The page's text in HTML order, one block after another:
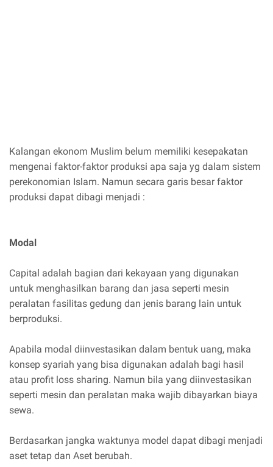
Kalangan ekonom Muslim belum memiliki kesepakatan
mengenai faktor-faktor produksi apa saja yg dalam sistem
perekonomian Islam. Namun secara garis besar faktor
produksi dapat dibagi menjadi :
Modal
Capital adalah bagian dari kekayaan yang digunakan
untuk menghasilkan barang dan jasa seperti mesin
peralatan fasilitas gedung dan jenis barang lain untuk
berproduksi.
Apabila modal diinvestasikan dalam bentuk uang, maka
konsep syariah yang bisa digunakan adalah bagi hasil
atau profit loss sharing. Namun bila yang diinvestasikan
seperti mesin dan peralatan maka wajib dibayarkan biaya
sewa.
Berdasarkan jangka waktunya model dapat dibagi menjadi
aset tetap dan Aset berubah.